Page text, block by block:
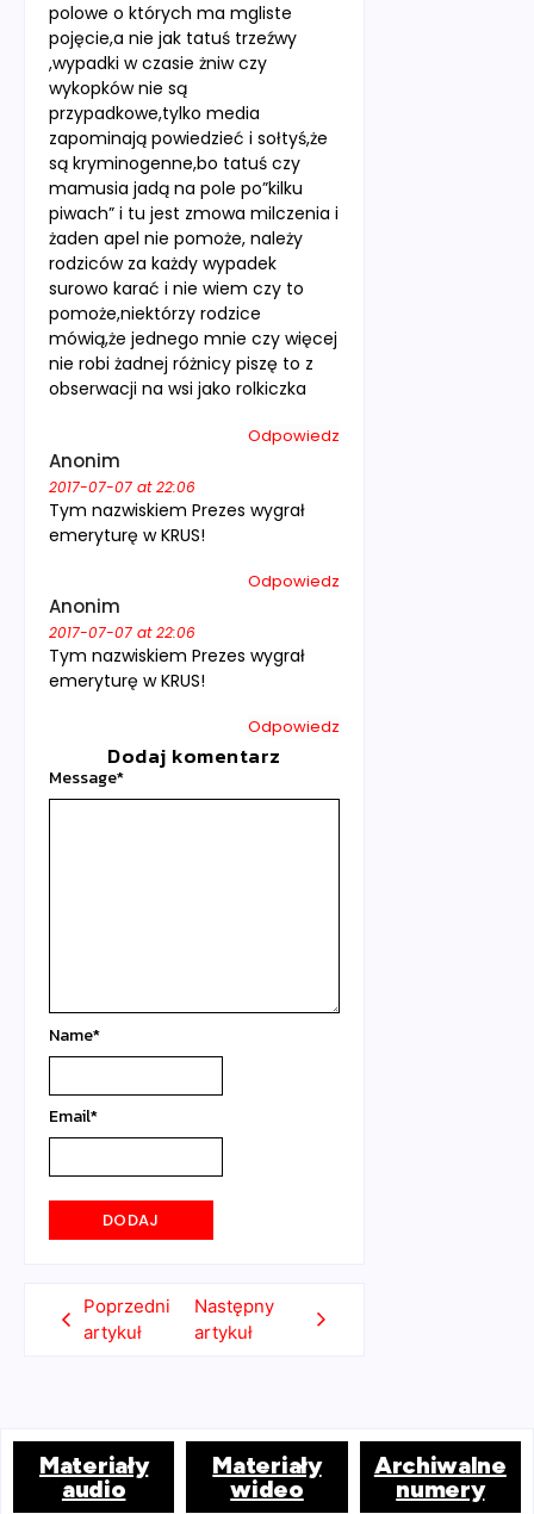
polowe o których ma mgliste
pojęcie,a nie jak tatuś trzeźwy
,wypadki w czasie żniw czy
wykopków nie są
przypadkowe,tylko media
zapominają powiedzieć i sołtyś,że
są kryminogenne,bo tatuś czy
mamusia jadą na pole po”kilku
piwach” i tu jest zmowa milczenia i
żaden apel nie pomoże, należy
rodziców za każdy wypadek
surowo karać i nie wiem czy to
pomoże,niektórzy rodzice
mówią,że jednego mnie czy więcej
nie robi żadnej różnicy piszę to z
obserwacji na wsi jako rolkiczka
Odpowiedz
Anonim
2017-07-07 at 22:06
Tym nazwiskiem Prezes wygrał
emeryturę w KRUS!
Odpowiedz
Anonim
2017-07-07 at 22:06
Tym nazwiskiem Prezes wygrał
emeryturę w KRUS!
Odpowiedz
Dodaj komentarz
Message*
Name*
Email*
Poprzedni
artykuł
Następny
artykuł
Materiały
audio
Materiały
wideo
Archiwalne
numery